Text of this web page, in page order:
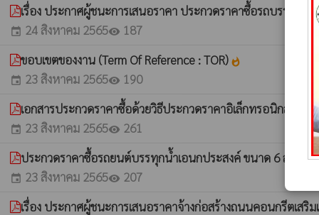
เรื่อง ประกาศผู้ชนะการเสนอราคา ประกวดราคาซื้อรถบรรทุก
event 24 สิงหาคม 2565visibility 187
ขอบเขตของงาน (Term Of Reference : TOR) whatshot
event 23 สิงหาคม 2565visibility 190
เอกสารประกวดราคาซื้อด้วยวิธีประกวดราคาอิเล็กทรอนิกส์
event 23 สิงหาคม 2565visibility 261
ประกวดราคาซื้อรถยนต์บรรทุกน้ำเอนกประสงค์ ขนาด 6 ล้อ 6
event 23 สิงหาคม 2565visibility 207
เรื่อง ประกาศผู้ชนะการเสนอราคาจ้างก่อสร้างถนนคอนกรีตเส